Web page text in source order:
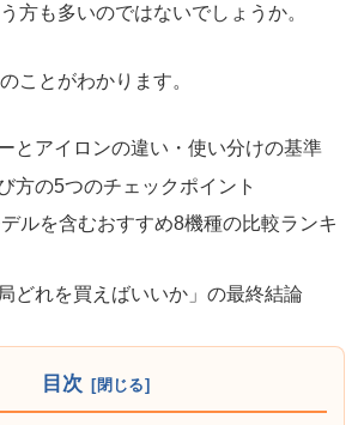
方も多いのではないでしょうか。
ことがわかります。
とアイロンの違い・使い分けの基準
方の5つのチェックポイント
ルを含むおすすめ8機種の比較ランキ
どれを買えばいいか」の最終結論
目次